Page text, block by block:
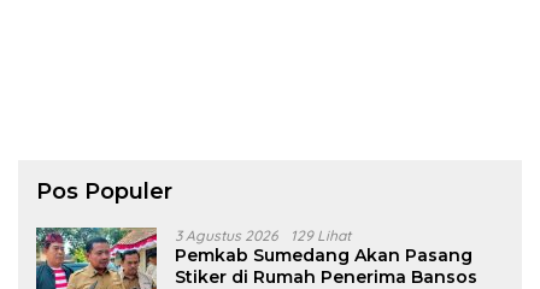
Pos Populer
3 Agustus 2026 129 Lihat
Pemkab Sumedang Akan Pasang
Stiker di Rumah Penerima Bansos